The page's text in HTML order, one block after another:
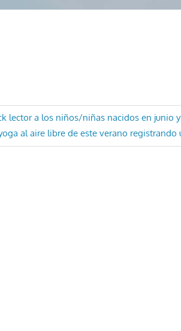
lector a los niños/niñas nacidos en junio
al aire libre de este verano